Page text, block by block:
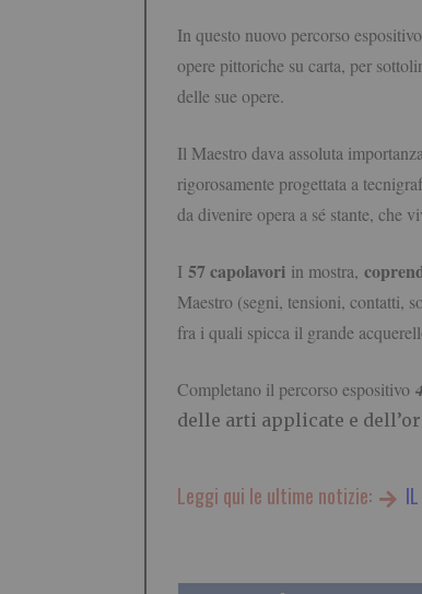
In questo nuovo percorso
opere pittoriche su carta, per
delle sue opere.
Il Maestro dava assoluta
rigorosamente progettata a
da divenire opera a sé stante, che
I 57 capolavori in mostra,
Maestro (segni, tensioni, contatti,
fra i quali spicca il grande
Completano il percorso espositivo
delle arti applicate e
Leggi qui le ultime notizie: